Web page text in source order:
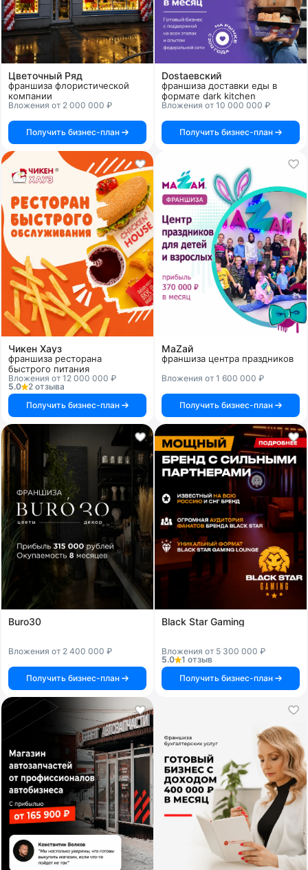
Цветочный Ряд
франшиза флористической
компании
Вложения от 2 000 000 ₽
Получить бизнес-план
Dostaевский
франшиза доставки еды в
формате dark kitchen
Вложения от 10 000 000 ₽
Получить бизнес-план
Чикен Хауз
франшиза ресторана
быстрого питания
Вложения от 12 000 000 ₽
5.0
2 отзыва
Получить бизнес-план
МаZaй
франшиза центра праздников
Вложения от 1 600 000 ₽
Получить бизнес-план
Buro30
Вложения от 2 400 000 ₽
Получить бизнес-план
Black Star Gaming
Вложения от 5 300 000 ₽
5.0
1 отзыв
Получить бизнес-план